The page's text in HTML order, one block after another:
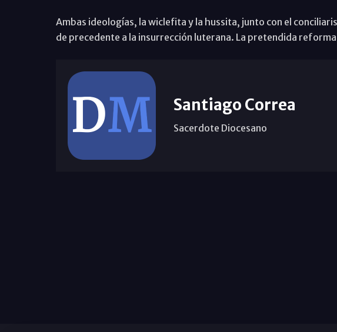
Ambas ideologías, la wiclefita y la hussita, junto con el
de precedente a la insurrección luterana. La pretendida
Santiago Correa
Sacerdote Diocesano